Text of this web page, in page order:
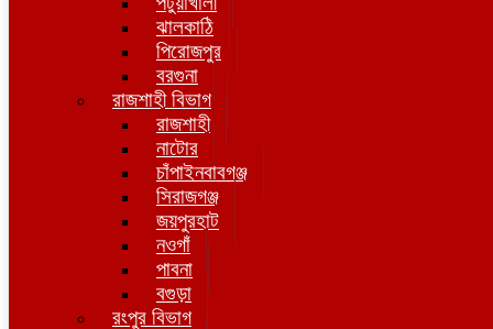
ঝালকাঠি
পিরোজপুর
বরগুনা
রাজশাহী বিভাগ
রাজশাহী
নাটোর
চাঁপাইনবাবগঞ্জ
সিরাজগঞ্জ
জয়পুরহাট
নওগাঁ
পাবনা
বগুড়া
রংপুর বিভাগ